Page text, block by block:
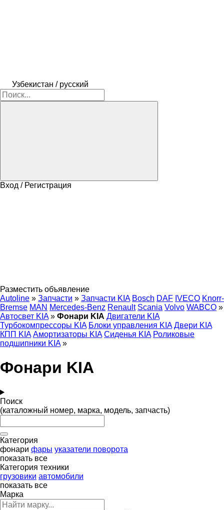
Узбекистан / русский
Вход / Регистрация
Разместить объявление
Autoline » Запчасти » Запчасти KIA Bosch DAF IVECO Knorr-
Bremse MAN Mercedes-Benz Renault Scania Volvo WABCO »
Автосвет KIA » Фонари KIA Двигатели KIA
Турбокомпрессоры KIA Блоки управления KIA Двери KIA
КПП KIA Амортизаторы KIA Сиденья KIA Роликовые
подшипники KIA »
Фонари KIA
Поиск
(каталожный номер, марка, модель, запчасть)
Категория
фонари фары указатели поворота
показать все
Категория техники
грузовики автомобили
показать все
Марка